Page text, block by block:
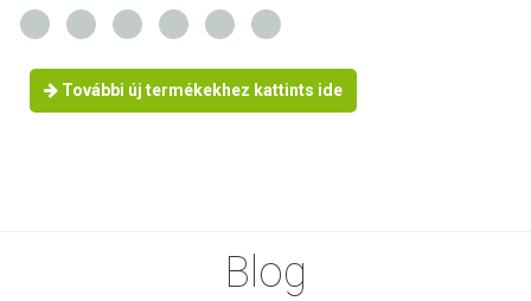
További új termékekhez kattints ide
Blog